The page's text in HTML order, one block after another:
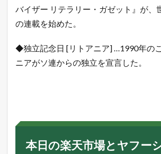
バイザー リテラリー・ガゼット』が、
の連載を始めた。
◆独立記念日 [リトアニア] …1990年の
ニアがソ連からの独立を宣言した。
本日の楽天市場とヤフー